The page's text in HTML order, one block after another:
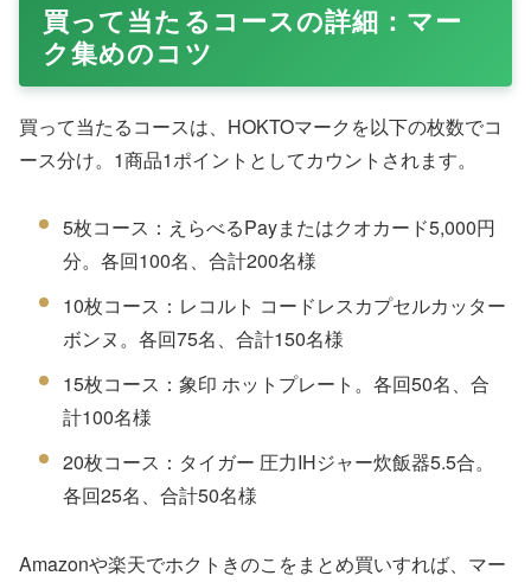
買って当たるコースの詳細：マー
ク集めのコツ
買って当たるコースは、HOKTOマークを以下の枚数でコ
ース分け。1商品1ポイントとしてカウントされます。
5枚コース：えらべるPayまたはクオカード5,000円
分。各回100名、合計200名様
10枚コース：レコルト コードレスカプセルカッター
ボンヌ。各回75名、合計150名様
15枚コース：象印 ホットプレート。各回50名、合
計100名様
20枚コース：タイガー 圧力IHジャー炊飯器5.5合。
各回25名、合計50名様
Amazonや楽天でホクトきのこをまとめ買いすれば、マー